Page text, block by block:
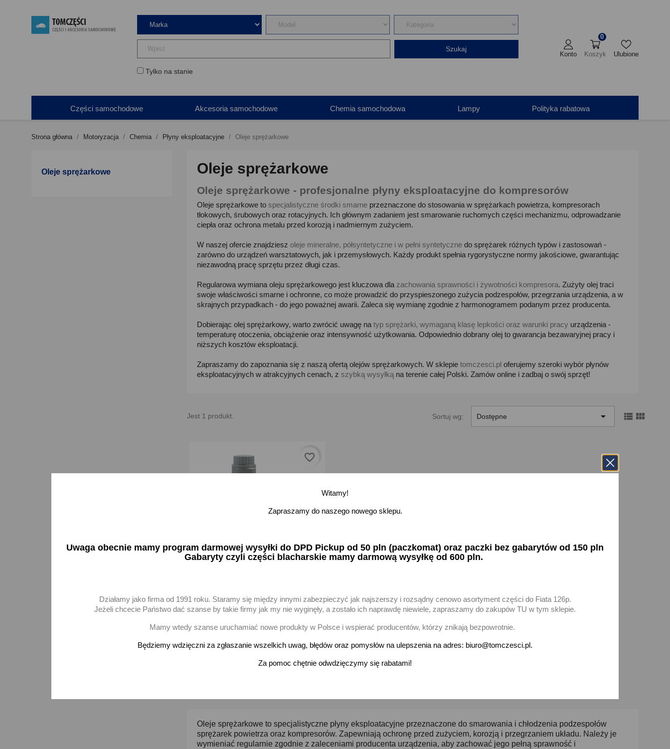
Tylko na stanie
Szukaj
Konto Koszyk
0
Ulubione
Części samochodowe Akcesoria samochodowe Chemia samochodowa Lampy Polityka rabatowa
Strona główna Motoryzacja Chemia Płyny eksploatacyjne Oleje sprężarkowe
Oleje sprężarkowe Oleje sprężarkowe
Oleje sprężarkowe - profesjonalne płyny eksploatacyjne do kompresorów
Oleje sprężarkowe to specjalistyczne środki smarne przeznaczone do stosowania w sprężarkach powietrza, kompresorach
tłokowych, śrubowych oraz rotacyjnych. Ich głównym zadaniem jest smarowanie ruchomych części mechanizmu, odprowadzanie
ciepła oraz ochrona metalu przed korozją i nadmiernym zużyciem.
W naszej ofercie znajdziesz oleje mineralne, półsyntetyczne i w pełni syntetyczne do sprężarek różnych typów i zastosowań -
zarówno do urządzeń warsztatowych, jak i przemysłowych. Każdy produkt spełnia rygorystyczne normy jakościowe, gwarantując
niezawodną pracę sprzętu przez długi czas.
Regularowa wymiana oleju sprężarkowego jest kluczowa dla zachowania sprawności i żywotności kompresora. Zużyty olej traci
swoje właściwości smarne i ochronne, co może prowadzić do przyspieszonego zużycia podzespołów, przegrzania urządzenia, a w
skrajnych przypadkach - do jego poważnej awarii. Zaleca się wymianę zgodnie z harmonogramem podanym przez producenta.
Dobierając olej sprężarkowy, warto zwrócić uwagę na typ sprężarki, wymaganą klasę lepkości oraz warunki pracy urządzenia -
temperaturę otoczenia, obciążenie oraz intensywność użytkowania. Odpowiednio dobrany olej to gwarancja bezawaryjnej pracy i
niższych kosztów eksploatacji.
Zapraszamy do zapoznania się z naszą ofertą olejów sprężarkowych. W sklepie tomczesci.pl oferujemy szeroki wybór płynów
eksploatacyjnych w atrakcyjnych cenach, z szybką wysyłką na terenie całej Polski. Zamów online i zadbaj o swój sprzęt!
Jest 1 produkt. Sortuj wg: Dostępne   
28,55 zł brutto
Dodaj - +
favorite_border
Oleje sprężarkowe to specjalistyczne płyny eksploatacyjne przeznaczone do smarowania i chłodzenia podzespołów
sprężarek powietrza oraz kompresorów. Zapewniają ochronę przed zużyciem, korozją i przegrzaniem układu. Należy je
wymieniać regularnie zgodnie z zaleceniami producenta urządzenia, aby zachować jego pełną sprawność i
Witamy!
Zapraszamy do naszego nowego sklepu.
Uwaga obecnie mamy program darmowej wysyłki do DPD Pickup od 50 pln (paczkomat) oraz paczki bez gabarytów od 150 pln
Gabaryty czyli części blacharskie mamy darmową wysyłkę od 600 pln.
Działamy jako firma od 1991 roku. Staramy się między innymi zabezpieczyć jak najszerszy i rozsądny cenowo asortyment części do Fiata 126p.
Jeżeli chcecie Państwo dać szanse by takie firmy jak my nie wyginęły, a zostało ich naprawdę niewiele, zapraszamy do zakupów TU w tym sklepie.
Mamy wtedy szanse uruchamiać nowe produkty w Polsce i wspierać producentów, którzy znikają bezpowrotnie.
Będziemy wdzięczni za zgłaszanie wszelkich uwag, błędów oraz pomysłów na ulepszenia na adres: biuro@tomczesci.pl.
Za pomoc chętnie odwdzięczymy się rabatami!